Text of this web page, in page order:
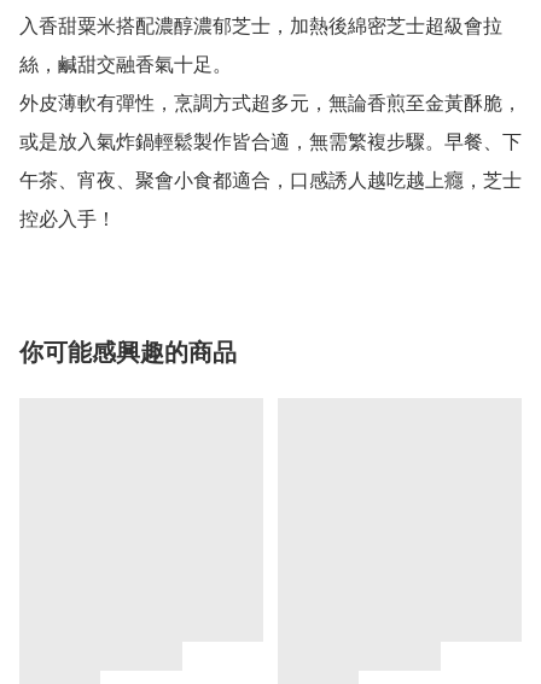
入香甜粟米搭配濃醇濃郁芝士，加熱後綿密芝士超級會拉
絲，鹹甜交融香氣十足。
外皮薄軟有彈性，烹調方式超多元，無論香煎至金黃酥脆，
或是放入氣炸鍋輕鬆製作皆合適，無需繁複步驟。早餐、下
午茶、宵夜、聚會小食都適合，口感誘人越吃越上癮，芝士
控必入手！
你可能感興趣的商品